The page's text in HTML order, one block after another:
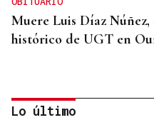
Muere Luis Díaz
histórico de UGT en
Lo último